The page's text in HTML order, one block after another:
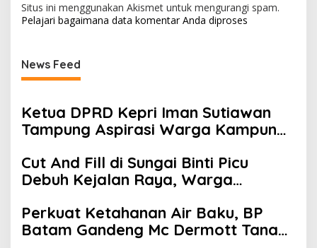
Situs ini menggunakan Akismet untuk mengurangi spam.
Pelajari bagaimana data komentar Anda diproses
News Feed
Ketua DPRD Kepri Iman Sutiawan
Tampung Aspirasi Warga Kampung
Cut And Fill di Sungai Binti Picu
Debuh Kejalan Raya, Warga
Penutup
Perkuat Ketahanan Air Baku, BP
Batam Gandeng Mc Dermott Tanam